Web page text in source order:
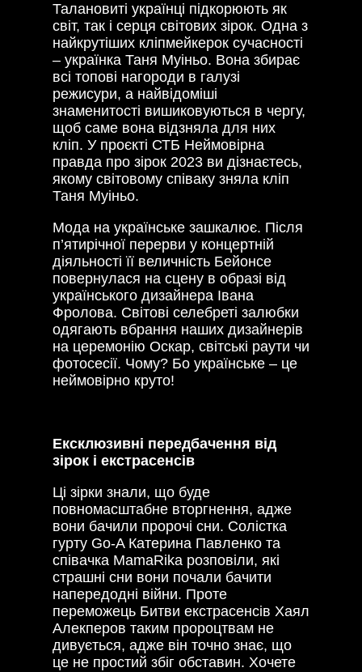
Талановиті українці підкорюють як
світ, так і серця світових зірок. Одна з
найкрутіших кліпмейкерок сучасності
– українка Таня Муіньо. Вона збирає
всі топові нагороди в галузі
режисури, а найвідоміші
знаменитості вишиковуються в чергу,
щоб саме вона відзняла для них
кліп. У проєкті СТБ Неймовірна
правда про зірок 2023 ви дізнаєтесь,
якому світовому співаку зняла кліп
Таня Муіньо.
Мода на українське зашкалює. Після
п’ятирічної перерви у концертній
діяльності її величність Бейонсе
повернулася на сцену в образі від
українського дизайнера Івана
Фролова. Світові селебреті залюбки
одягають вбрання наших дизайнерів
на церемонію Оскар, світські раути чи
фотосесії. Чому? Бо українське – це
неймовірно круто!
Ексклюзивні передбачення від
зірок і екстрасенсів
Ці зірки знали, що буде
повномасштабне вторгнення, адже
вони бачили пророчі сни. Солістка
гурту Go-A Катерина Павленко та
співачка MamaRіka розповіли, які
страшні сни вони почали бачити
напередодні війни. Проте
переможець Битви екстрасенсів Хаял
Алекперов таким пророцтвам не
дивується, адже він точно знає, що
це не простий збіг обставин. Хочете